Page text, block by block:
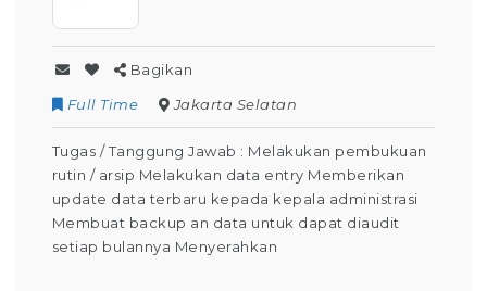
Selatan
: Melakukan pembukuan
data entry Memberikan
kepada kepala administrasi
data untuk dapat diaudit
Tugas / Tanggung
Operator Produksi
keselamatan dalam
mengoperasikan